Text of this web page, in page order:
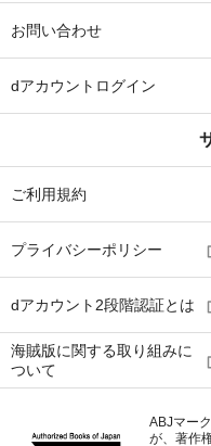
お問い合わせ
dアカウントログイン
ご利用規約
プライバシーポリシー
dアカウント2段階認証とは
海賊版に関する取り組みに
ついて
ABJマー
が、著作